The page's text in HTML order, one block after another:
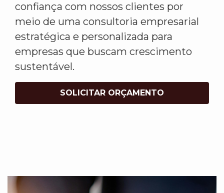
confiança com nossos clientes por
meio de uma consultoria empresarial
estratégica e personalizada para
empresas que buscam crescimento
sustentável.
SOLICITAR ORÇAMENTO